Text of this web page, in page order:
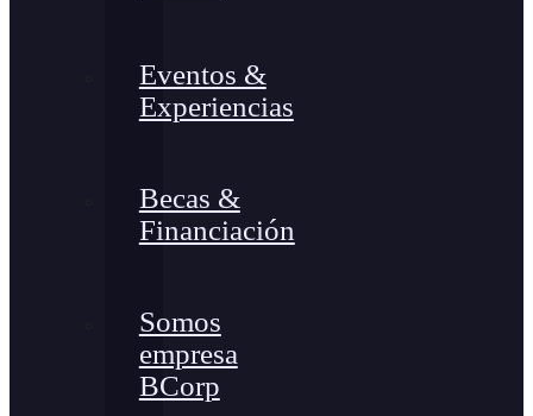
Eventos &
Experiencias
Becas &
Financiación
Somos
empresa
BCorp